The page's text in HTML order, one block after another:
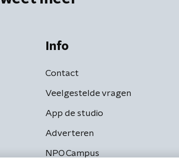
Info
Contact
Veelgestelde vragen
App de studio
Adverteren
NPO Campus